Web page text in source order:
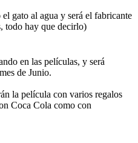
gato al agua y será el fabricante
todo hay que decirlo)
en las películas, y será
de Junio.
la película con varios regalos
Coca Cola como con